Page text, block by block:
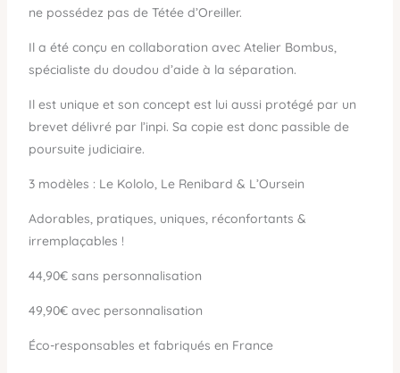
ne possédez pas de Tétée d’Oreiller.
Il a été conçu en collaboration avec Atelier Bombus,
spécialiste du doudou d’aide à la séparation.
Il est unique et son concept est lui aussi protégé par un
brevet délivré par l’inpi. Sa copie est donc passible de
poursuite judiciaire.
3 modèles : Le Kololo, Le Renibard & L’Oursein
Adorables, pratiques, uniques, réconfortants &
irremplaçables !
44,90€ sans personnalisation
49,90€ avec personnalisation
Éco-responsables et fabriqués en France